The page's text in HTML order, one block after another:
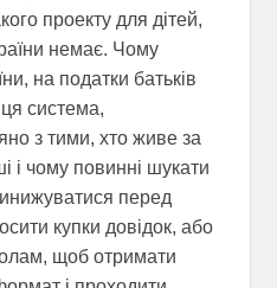
проекту для дітей,
немає. Чому
на податки батьків
система,
з тими, хто живе за
і чому повинні шукати
перед
купки довідок, або
щоб отримати